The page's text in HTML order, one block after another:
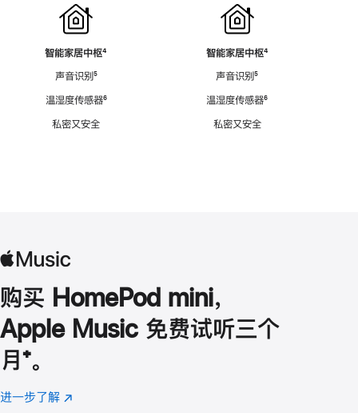
智能家居中枢脚
⁴
声音识别脚
⁵
温湿度传感器脚
⁶
私密又安全
智能家居中枢脚
⁴
声音识别脚
⁵
温湿度传感器脚
⁶
私密又安全
购买 HomePod mini，
Apple Music 免费试听三个
月 脚
注
⁺。
进一步了解 Apple
(在